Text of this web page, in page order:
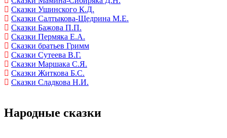
Сказки Ушинского К.Д.
Сказки Салтыкова-Щедрина М.Е.
Сказки Бажова П.П.
Сказки Пермяка Е.А.
Сказки братьев Гримм
Сказки Сутеева В.Г.
Сказки Маршака С.Я.
Сказки Житкова Б.С.
Сказки Сладкова Н.И.
Народные сказки